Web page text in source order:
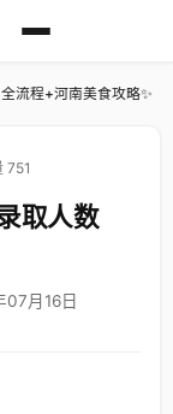
流程+河南美食攻略✨
751
取人数
07月16日